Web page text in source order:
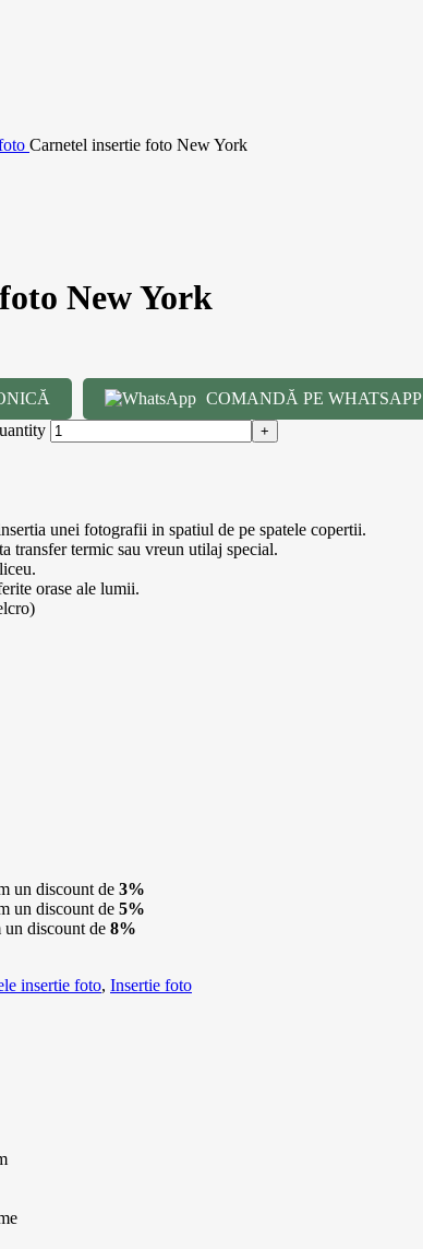
Carnetel insertie foto New York
New York
COMANDĂ PE WHATSAPP
unei fotografii in spatiul de pe spatele copertii.
transfer termic sau vreun utilaj special.
orase ale lumii.
un discount de 3%
un discount de 5%
discount de 8%
insertie foto, Insertie foto